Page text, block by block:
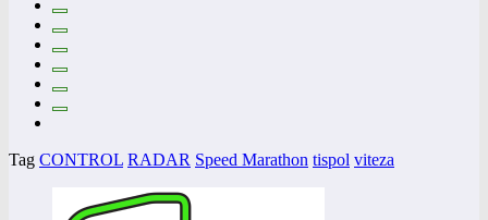
Tag CONTROL RADAR Speed Marathon tispol viteza